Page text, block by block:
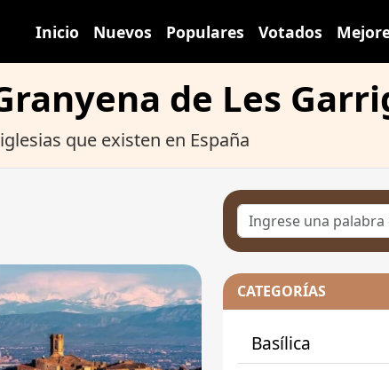
Inicio Nuevos Populares Votados
de Les
que existen en España
CATEGORÍAS
Basílica